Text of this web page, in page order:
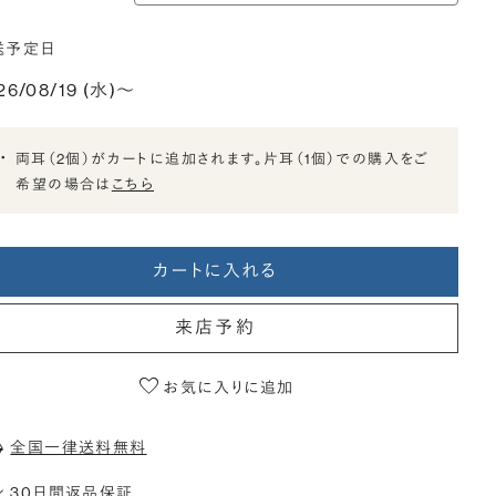
予定日
08/19 (水)〜
両耳（2個）がカートに追加されます。片耳（1個）での購入をご
希望の場合は こちら
カートに入れる
来店予約
お気に入りに追加
全国一律送料無料
30日間返品保証